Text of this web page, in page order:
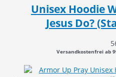
Unisex Hoodie
Jesus Do?
Versandkostenfrei ab